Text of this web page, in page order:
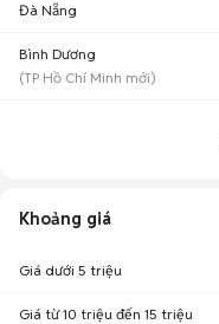
Đà Nẵng
Bình Dương
(TP Hồ Chí Minh mới)
Khoảng giá
Giá dưới 5 triệu
Giá từ 10 triệu đến 15 triệu